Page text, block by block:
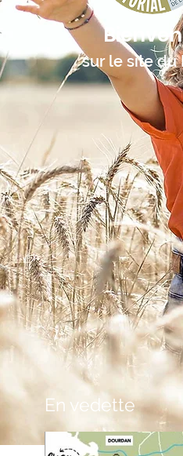
sur le site du
En vedette